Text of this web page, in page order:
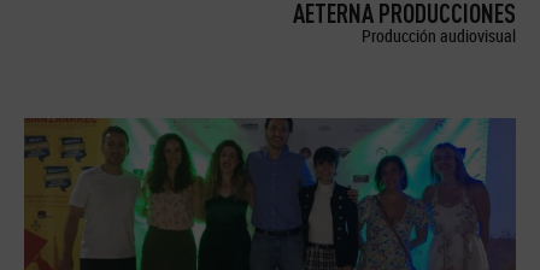
AETERNA PRODUCCIONES
Producción audiovisual